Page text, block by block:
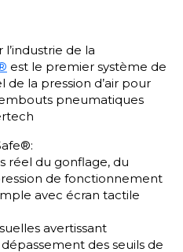
de la
est le premier système de
la pression d’air pour
pneumatiques
réel du gonflage, du
de fonctionnement
avec écran tactile
avertissant
des seuils de